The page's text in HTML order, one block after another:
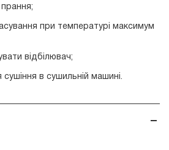
при температурі максимум
відбілювач;
в сушильній машині.